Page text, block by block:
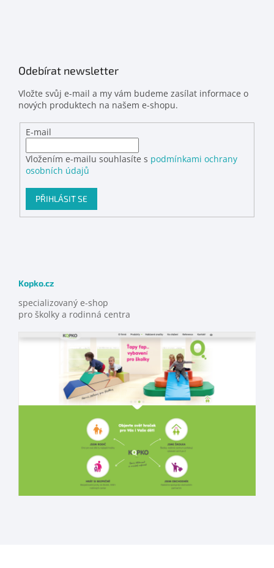
Odebírat newsletter
Vložte svůj e-mail a my vám budeme zasílat informace o
nových produktech na našem e-shopu.
E-mail
Vložením e-mailu souhlasíte s podmínkami ochrany
osobních údajů
PŘIHLÁSIT SE
Kopko.cz
specializovaný e-shop
pro školky a rodinná centra